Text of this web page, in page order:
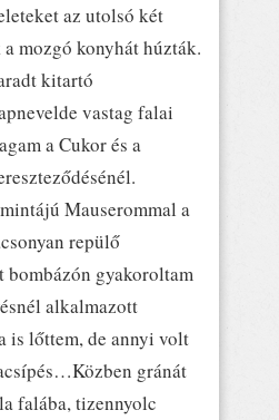
az utolsó két
mozgó konyhát húzták.
kitartó
vastag falai
a Cukor és a
Mauserommal a
repülő
gyakoroltam
alkalmazott
is lőttem, de annyi volt
gránát
falába, tizennyolc